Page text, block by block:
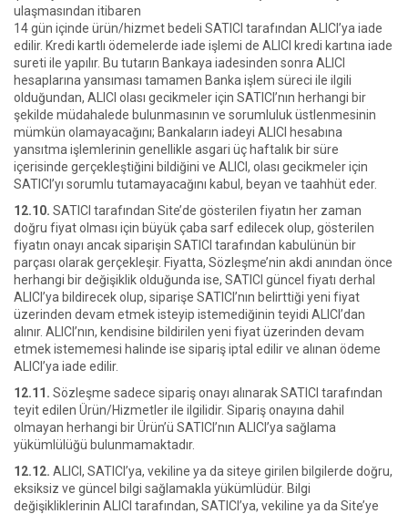
ulaşmasından itibaren
14 gün içinde ürün/hizmet bedeli SATICI tarafından ALICI’ya iade
edilir. Kredi kartlı ödemelerde iade işlemi de ALICI kredi kartına iade
sureti ile yapılır. Bu tutarın Bankaya iadesinden sonra ALICI
hesaplarına yansıması tamamen Banka işlem süreci ile ilgili
olduğundan, ALICI olası gecikmeler için SATICI’nın herhangi bir
şekilde müdahalede bulunmasının ve sorumluluk üstlenmesinin
mümkün olamayacağını; Bankaların iadeyi ALICI hesabına
yansıtma işlemlerinin genellikle asgari üç haftalık bir süre
içerisinde gerçekleştiğini bildiğini ve ALICI, olası gecikmeler için
SATICI’yı sorumlu tutamayacağını kabul, beyan ve taahhüt eder.
12.10. SATICI tarafından Site’de gösterilen fiyatın her zaman
doğru fiyat olması için büyük çaba sarf edilecek olup, gösterilen
fiyatın onayı ancak siparişin SATICI tarafından kabulünün bir
parçası olarak gerçekleşir. Fiyatta, Sözleşme’nin akdi anından önce
herhangi bir değişiklik olduğunda ise, SATICI güncel fiyatı derhal
ALICI’ya bildirecek olup, siparişe SATICI’nın belirttiği yeni fiyat
üzerinden devam etmek isteyip istemediğinin teyidi ALICI’dan
alınır. ALICI’nın, kendisine bildirilen yeni fiyat üzerinden devam
etmek istememesi halinde ise sipariş iptal edilir ve alınan ödeme
ALICI’ya iade edilir.
12.11. Sözleşme sadece sipariş onayı alınarak SATICI tarafından
teyit edilen Ürün/Hizmetler ile ilgilidir. Sipariş onayına dahil
olmayan herhangi bir Ürün’ü SATICI’nın ALICI’ya sağlama
yükümlülüğü bulunmamaktadır.
12.12. ALICI, SATICI’ya, vekiline ya da siteye girilen bilgilerde doğru,
eksiksiz ve güncel bilgi sağlamakla yükümlüdür. Bilgi
değişikliklerinin ALICI tarafından, SATICI’ya, vekiline ya da Site’ye